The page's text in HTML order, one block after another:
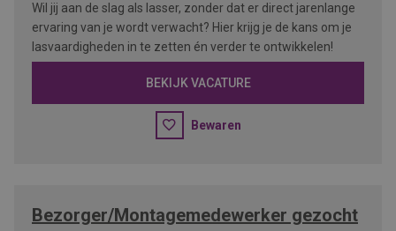
Wil jij aan de slag als lasser, zonder dat er direct jarenlange
ervaring van je wordt verwacht? Hier krijg je de kans om je
lasvaardigheden in te zetten én verder te ontwikkelen!
BEKIJK VACATURE
Bewaren
Bezorger/Montagemedewerker gezocht